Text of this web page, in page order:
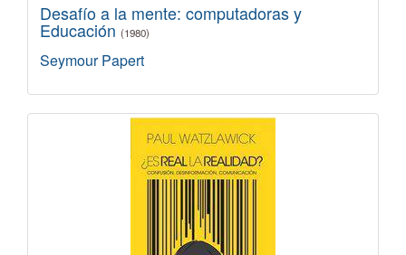
Desafío a la mente: computadoras y
Educación (1980)
Seymour Papert